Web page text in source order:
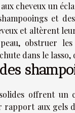
cheveux un
et
et altèrent
obstruer
dans le
offrent un
rapport aux gels